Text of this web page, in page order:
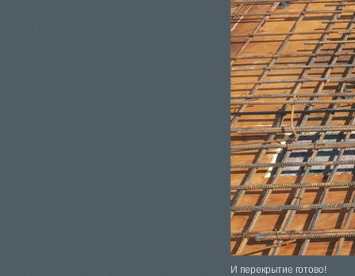
И перекрытие готово!